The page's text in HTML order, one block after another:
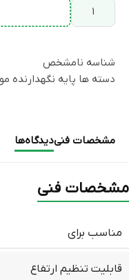
شناسه نامشخص
دسته ها پایه نگهدارنده
مشخصات فنیدیدگاه‌ها
مشخصات فنی
مناسب برای
قابلیت تنظیم ارتفاع